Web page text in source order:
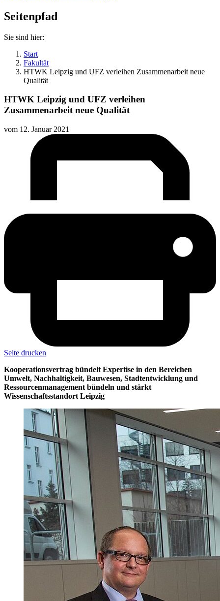
Seitenpfad
Sie sind hier:
Start
Fakultät
HTWK Leipzig und UFZ verleihen Zusammenarbeit neue
Qualität
HTWK Leipzig und UFZ verleihen
Zusammenarbeit neue Qualität
vom 12. Januar 2021
Seite drucken
Kooperationsvertrag bündelt Expertise in den Bereichen
Umwelt, Nachhaltigkeit, Bauwesen, Stadtentwicklung und
Ressourcenmanagement bündeln und stärkt
Wissenschaftsstandort Leipzig